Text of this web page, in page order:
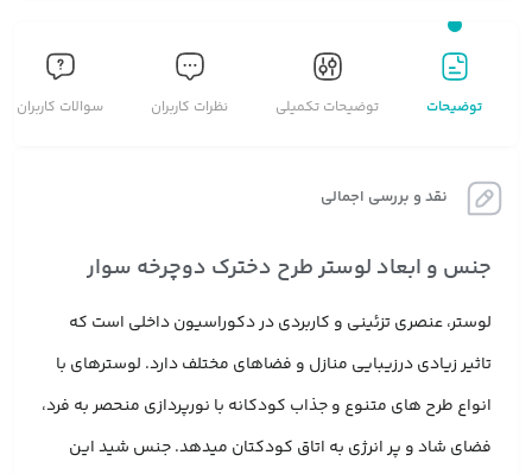
توضیحات توضیحات تکمیلی نظرات کاربران سوالات کاربران
نقد و بررسی اجمالی
جنس و ابعاد لوستر طرح دخترک دوچرخه سوار
لوستر، عنصری تزئینی و کاربردی در دکوراسیون داخلی است که
تاثیر زیادی درزیبایی منازل و فضاهای مختلف دارد. لوسترهای با
انواع طرح های متنوع و جذاب کودکانه با نورپردازی منحصر به فرد،
فضای شاد و پر انرژی به اتاق کودکتان میدهد. جنس شید این